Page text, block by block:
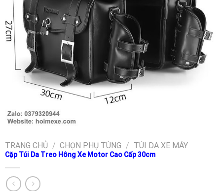
TRANG CHỦ / CHỌN PHỤ TÙNG / TÚI DA XE MÁY
Cặp Túi Da Treo Hông Xe Motor Cao Cấp 30cm